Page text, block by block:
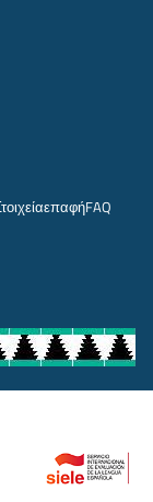
επαφήFAQ